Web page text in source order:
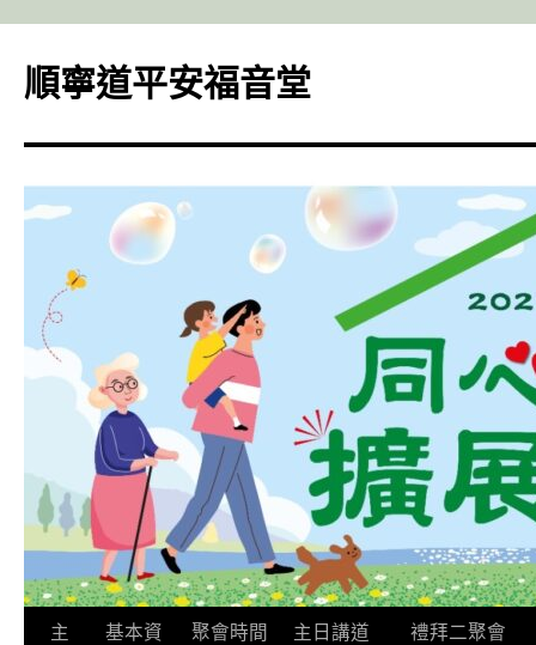
content
順寧道平安福音堂
主
基本資
聚會時間
主日講道
禮拜二聚會